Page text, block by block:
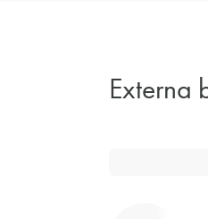
Externa